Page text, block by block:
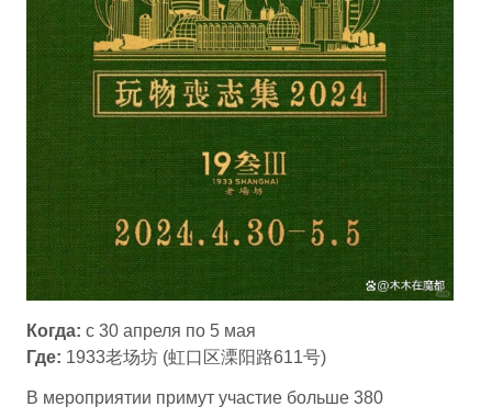
Когда: с 30 апреля по 5 мая
Где: 1933老场坊 (虹口区溧阳路611号)
В мероприятии примут участие больше 380